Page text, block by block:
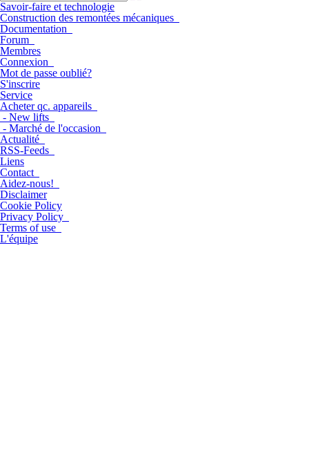
Savoir-faire et technologie
Construction des remontées mécaniques
Documentation
Forum
Membres
Connexion
Mot de passe oublié?
S'inscrire
Service
Acheter qc. appareils
- New lifts
- Marché de l'occasion
Actualité
RSS-Feeds
Liens
Contact
Aidez-nous!
Disclaimer
Cookie Policy
Privacy Policy
Terms of use
L'équipe